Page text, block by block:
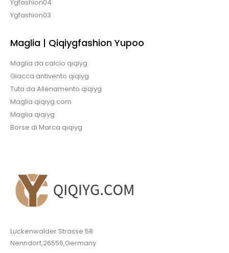
Ygfashion04
Ygfashion03
Maglia | Qiqiygfashion Yupoo
Maglia da calcio qiqiyg
Giacca antivento qiqiyg
Tuta da Allenamento qiqiyg
Maglia qiqiyg.com
Maglia qiqiyg
Borse di Marca qiqiyg
Luckenwalder Strasse 58
Nenndorf,26556,Germany